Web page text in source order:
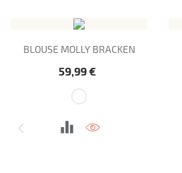
BLOUSE MOLLY BRACKEN
Prix
59,99 €